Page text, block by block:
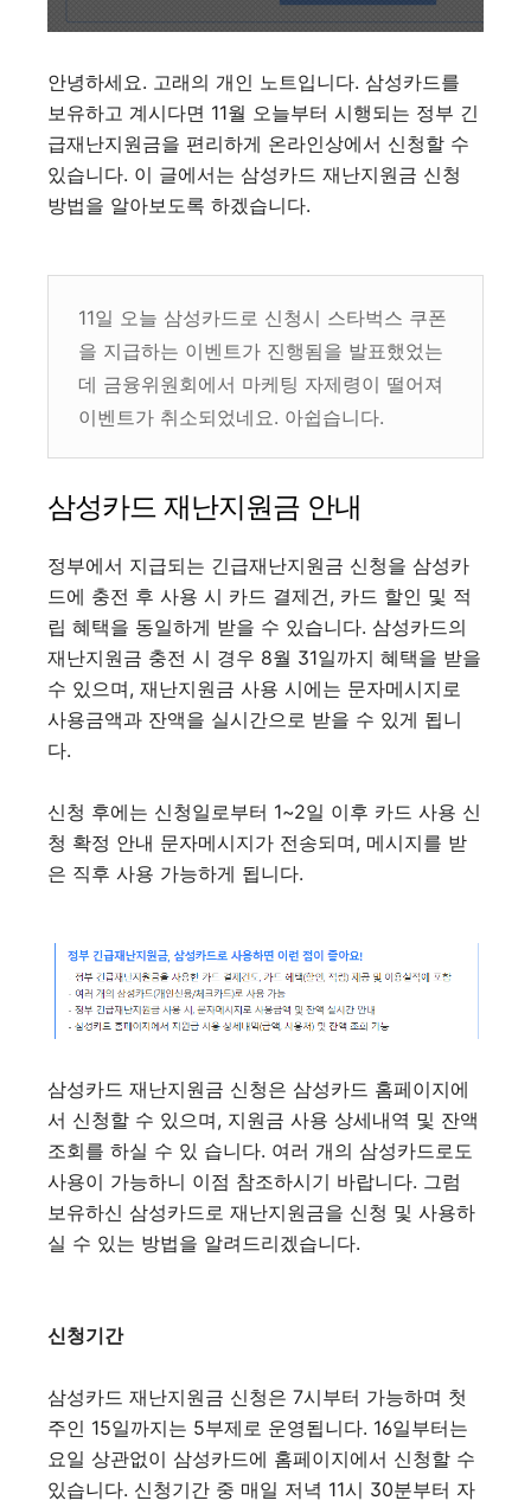
안녕하세요. 고래의 개인 노트입니다. 삼성카드를
보유하고 계시다면 11월 오늘부터 시행되는 정부 긴
급재난지원금을 편리하게 온라인상에서 신청할 수
있습니다. 이 글에서는 삼성카드 재난지원금 신청
방법을 알아보도록 하겠습니다.
11일 오늘 삼성카드로 신청시 스타벅스 쿠폰
을 지급하는 이벤트가 진행됨을 발표했었는
데 금융위원회에서 마케팅 자제령이 떨어져
이벤트가 취소되었네요. 아쉽습니다.
삼성카드 재난지원금 안내
정부에서 지급되는 긴급재난지원금 신청을 삼성카
드에 충전 후 사용 시 카드 결제건, 카드 할인 및 적
립 혜택을 동일하게 받을 수 있습니다. 삼성카드의
재난지원금 충전 시 경우 8월 31일까지 혜택을 받을
수 있으며, 재난지원금 사용 시에는 문자메시지로
사용금액과 잔액을 실시간으로 받을 수 있게 됩니
다.
신청 후에는 신청일로부터 1~2일 이후 카드 사용 신
청 확정 안내 문자메시지가 전송되며, 메시지를 받
은 직후 사용 가능하게 됩니다.
삼성카드 재난지원금 신청은 삼성카드 홈페이지에
서 신청할 수 있으며, 지원금 사용 상세내역 및 잔액
조회를 하실 수 있 습니다. 여러 개의 삼성카드로도
사용이 가능하니 이점 참조하시기 바랍니다. 그럼
보유하신 삼성카드로 재난지원금을 신청 및 사용하
실 수 있는 방법을 알려드리겠습니다.
신청기간
삼성카드 재난지원금 신청은 7시부터 가능하며 첫
주인 15일까지는 5부제로 운영됩니다. 16일부터는
요일 상관없이 삼성카드에 홈페이지에서 신청할 수
있습니다. 신청기간 중 매일 저녁 11시 30분부터 자